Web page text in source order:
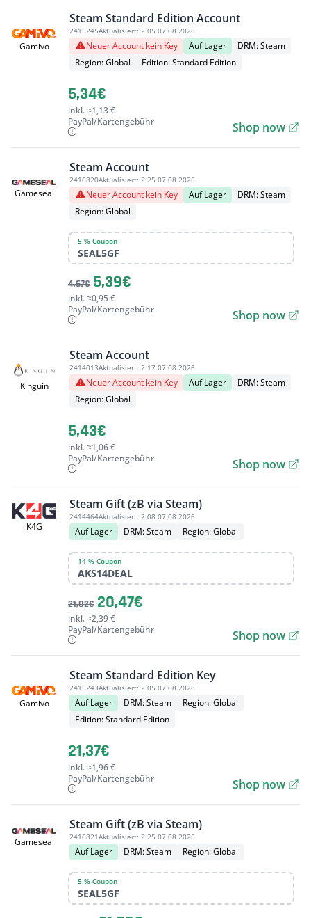
Gamivo
Steam Standard Edition Account
2415245Aktualisiert: 2:05 07.08.2026
Neuer Account kein Key Auf Lager
DRM: Steam
Region: Global
Edition: Standard Edition
5,34€
inkl. ≈1,13 €
PayPal/Kartengebühr
Shop now
Gameseal
Steam Account
2416820Aktualisiert: 2:25 07.08.2026
Neuer Account kein Key Auf Lager
DRM: Steam
Region: Global
5 % Coupon
SEAL5GF
4,67€ 5,39€
inkl. ≈0,95 €
PayPal/Kartengebühr
Shop now
Kinguin
Steam Account
2414013Aktualisiert: 2:17 07.08.2026
Neuer Account kein Key Auf Lager
DRM: Steam
Region: Global
5,43€
inkl. ≈1,06 €
PayPal/Kartengebühr
Shop now
K4G
Steam Gift (zB via Steam)
2414464Aktualisiert: 2:08 07.08.2026
Auf Lager DRM: Steam Region: Global
14 % Coupon
AKS14DEAL
21,02€ 20,47€
inkl. ≈2,39 €
PayPal/Kartengebühr
Shop now
Gamivo
Steam Standard Edition Key
2415243Aktualisiert: 2:05 07.08.2026
Auf Lager DRM: Steam
Region: Global
Edition: Standard Edition
21,37€
inkl. ≈1,96 €
PayPal/Kartengebühr
Shop now
Gameseal
Steam Gift (zB via Steam)
2416821Aktualisiert: 2:25 07.08.2026
Auf Lager DRM: Steam Region: Global
5 % Coupon
SEAL5GF